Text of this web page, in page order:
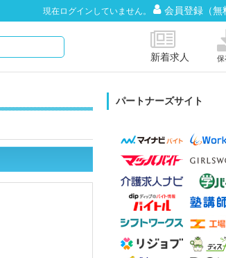
現在ログインしていません。 会員登録（無
新着求人 保
パートナーズサイト